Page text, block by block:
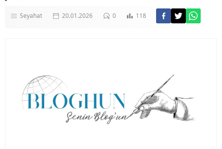
Seyahat 20.01.2026 0 118